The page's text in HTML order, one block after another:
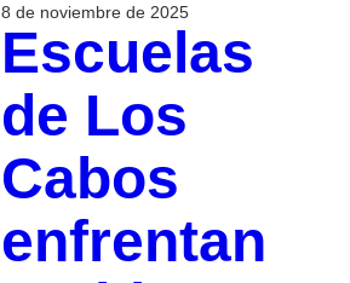
8 de noviembre de 2025
Escuelas
de Los
Cabos
enfrentan